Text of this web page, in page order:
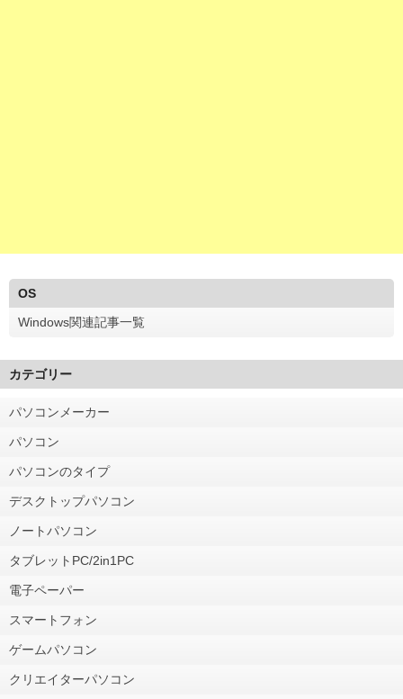
OS
Windows関連記事一覧
カテゴリー
パソコンメーカー
パソコン
パソコンのタイプ
デスクトップパソコン
ノートパソコン
タブレットPC/2in1PC
電子ペーパー
スマートフォン
ゲームパソコン
クリエイターパソコン